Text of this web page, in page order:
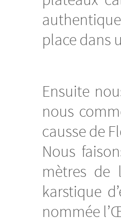
place dans
Ensuite
nous
causse de
Nous
mètres de
karstique
nommée